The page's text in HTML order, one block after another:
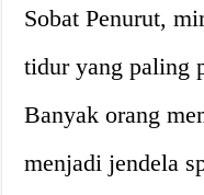
Sobat Penurut,
tidur yang paling
Banyak orang
menjadi jendela